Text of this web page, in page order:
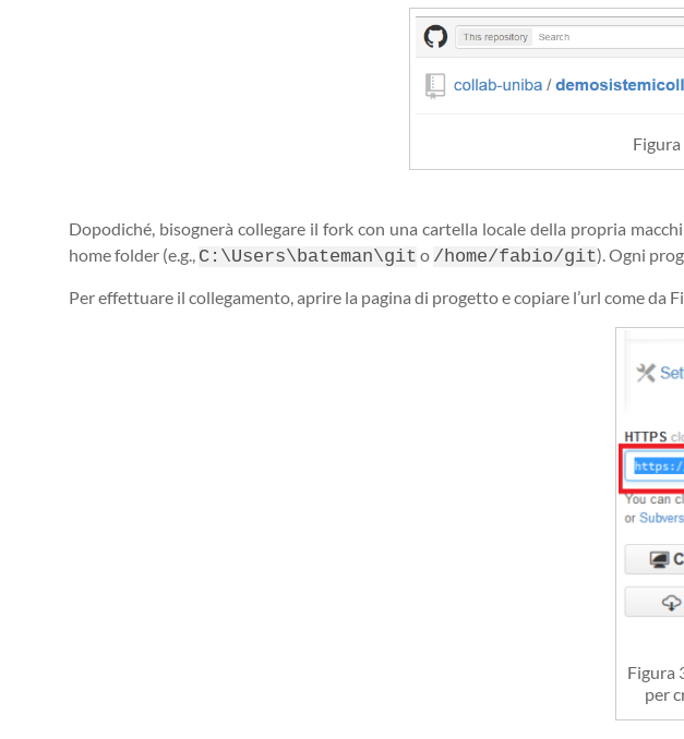
Dopodiché, bisognerà collegare il fork con una cartella locale della propria
home folder (e.g., C:\Users\bateman\git o /home/fabio/git). Ogni
Per effettuare il collegamento, aprire la pagina di progetto e copiare l’url come da
Figura
per